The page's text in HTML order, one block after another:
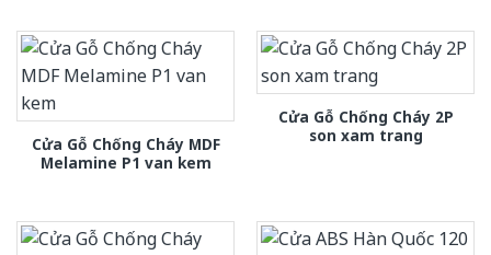
Cửa Gỗ Chống Cháy MDF
Melamine P1 van kem
Cửa Gỗ Chống Cháy 2P
son xam trang